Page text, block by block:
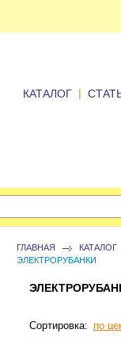
КАТАЛОГ |
ГЛАВНАЯ КАТАЛОГ
ЭЛЕКТРОРУБАНКИ
Сортировка: по